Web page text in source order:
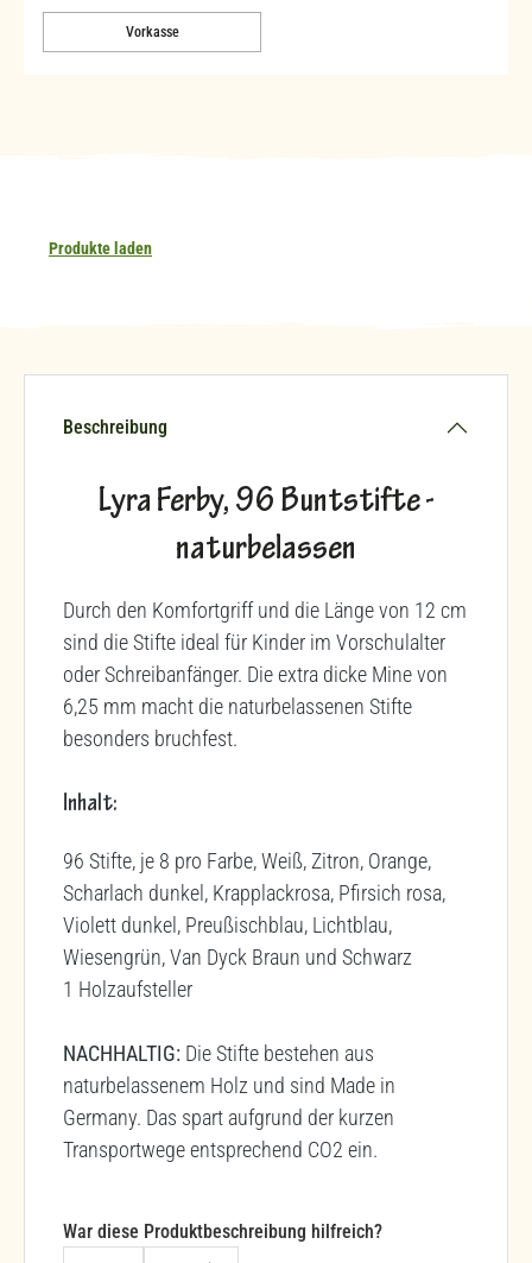
Vorkasse
Produkte laden
Beschreibung
Lyra Ferby, 96 Buntstifte -
naturbelassen
Durch den Komfortgriff und die Länge von 12 cm
sind die Stifte ideal für Kinder im Vorschulalter
oder Schreibanfänger. Die extra dicke Mine von
6,25 mm macht die naturbelassenen Stifte
besonders bruchfest.
Inhalt:
96 Stifte, je 8 pro Farbe, Weiß, Zitron, Orange,
Scharlach dunkel, Krapplackrosa, Pfirsich rosa,
Violett dunkel, Preußischblau, Lichtblau,
Wiesengrün, Van Dyck Braun und Schwarz
1 Holzaufsteller
NACHHALTIG: Die Stifte bestehen aus
naturbelassenem Holz und sind Made in
Germany. Das spart aufgrund der kurzen
Transportwege entsprechend CO2 ein.
War diese Produktbeschreibung hilfreich?